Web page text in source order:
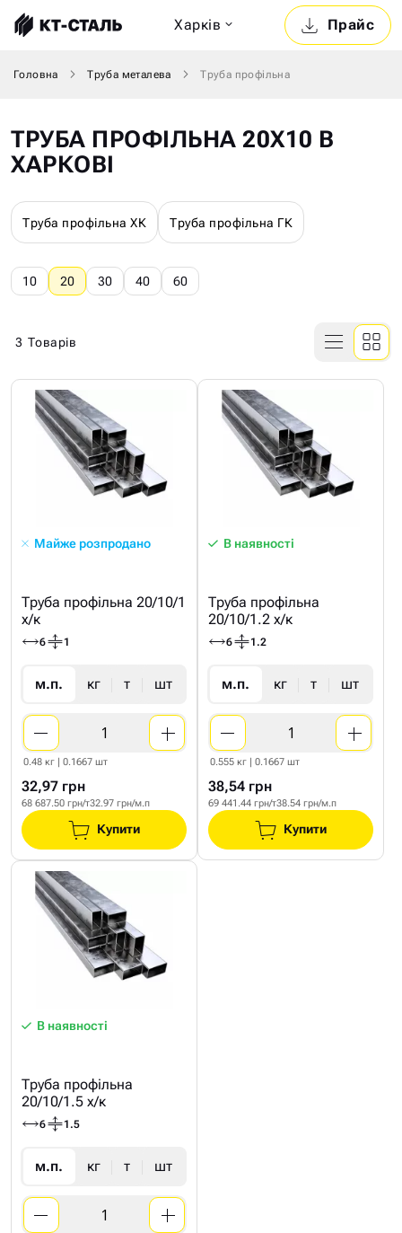
Прайс
Харкiв
Головна Труба металева Труба профільна
ТРУБА ПРОФІЛЬНА 20Х10 В
ХАРКОВІ
Труба профільна ХК Труба профільна ГК
10 20 30 40 60
3 Товарів
Майже розпродано
Труба профільна 20/10/1
х/к
6 1
м.п. кг т шт
0.48 кг | 0.1667 шт
32,97 грн
68 687.50 грн/т32.97 грн/м.п
Купити
В наявності
Труба профільна
20/10/1.2 х/к
6 1.2
м.п. кг т шт
0.555 кг | 0.1667 шт
38,54 грн
69 441.44 грн/т38.54 грн/м.п
Купити
В наявності
Труба профільна
20/10/1.5 х/к
6 1.5
м.п. кг т шт